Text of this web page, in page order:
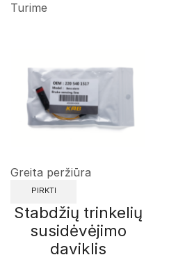
Turime
Greita peržiūra
PIRKTI
Stabdžių trinkelių
susidėvėjimo
daviklis